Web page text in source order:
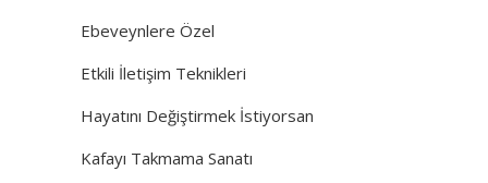
Ebeveynlere Özel
Etkili İletişim Teknikleri
Hayatını Değiştirmek İstiyorsan
Kafayı Takmama Sanatı